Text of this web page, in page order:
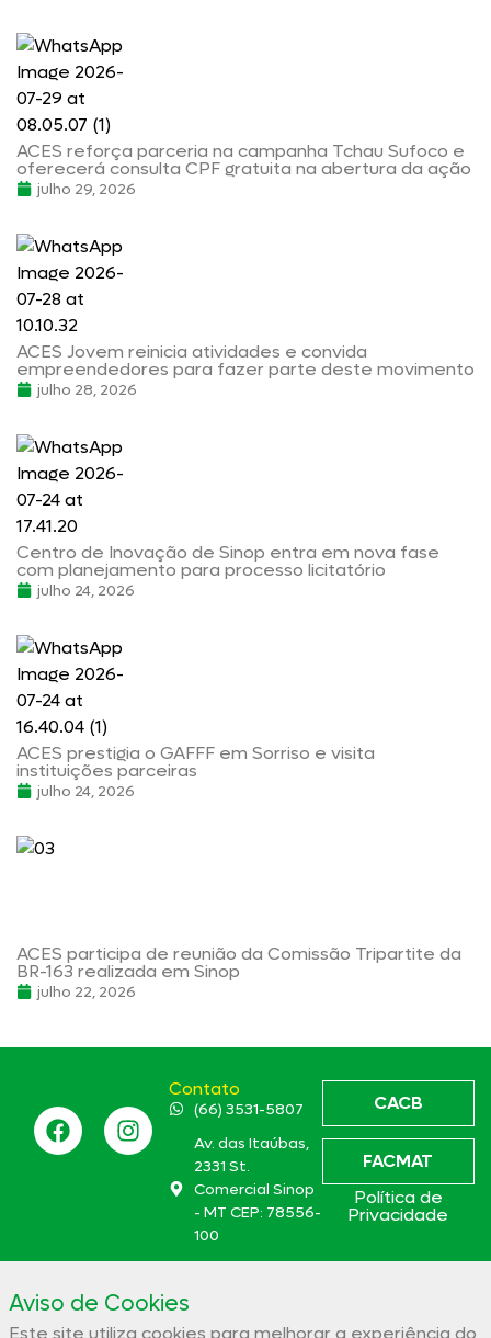
ACES reforça parceria na campanha Tchau Sufoco e
oferecerá consulta CPF gratuita na abertura da ação
julho 29, 2026
ACES Jovem reinicia atividades e convida
empreendedores para fazer parte deste movimento
julho 28, 2026
Centro de Inovação de Sinop entra em nova fase
com planejamento para processo licitatório
julho 24, 2026
ACES prestigia o GAFFF em Sorriso e visita
instituições parceiras
julho 24, 2026
ACES participa de reunião da Comissão Tripartite da
BR-163 realizada em Sinop
julho 22, 2026
Contato
(66) 3531-5807
Av. das Itaúbas,
2331 St.
Comercial Sinop
- MT CEP: 78556-
100
CACB
FACMAT
Política de
Privacidade
Aviso de Cookies
Este site utiliza cookies para melhorar a experiência do